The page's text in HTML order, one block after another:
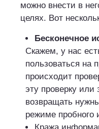
можно внести в
целях. Вот
Бесконечное
Скажем, у нас
пользоваться на
происходит
эту проверку или
возвращать
режиме пробного